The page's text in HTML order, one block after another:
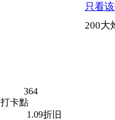
364
打卡點
1.09折旧
只看
200大